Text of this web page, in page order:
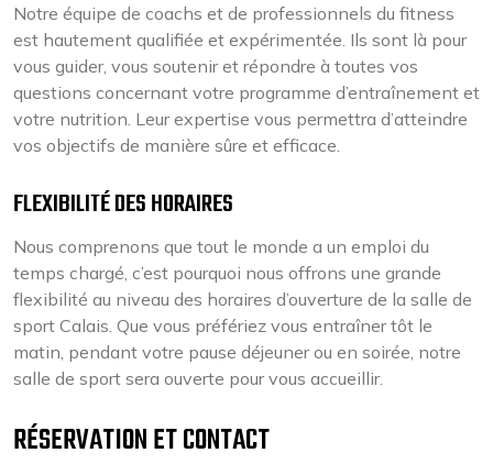
Notre équipe de coachs et de professionnels du fitness
est hautement qualifiée et expérimentée. Ils sont là pour
vous guider, vous soutenir et répondre à toutes vos
questions concernant votre programme d’entraînement et
votre nutrition. Leur expertise vous permettra d’atteindre
vos objectifs de manière sûre et efficace.
FLEXIBILITÉ DES HORAIRES
Nous comprenons que tout le monde a un emploi du
temps chargé, c’est pourquoi nous offrons une grande
flexibilité au niveau des horaires d’ouverture de la salle de
sport Calais. Que vous préfériez vous entraîner tôt le
matin, pendant votre pause déjeuner ou en soirée, notre
salle de sport sera ouverte pour vous accueillir.
RÉSERVATION ET CONTACT